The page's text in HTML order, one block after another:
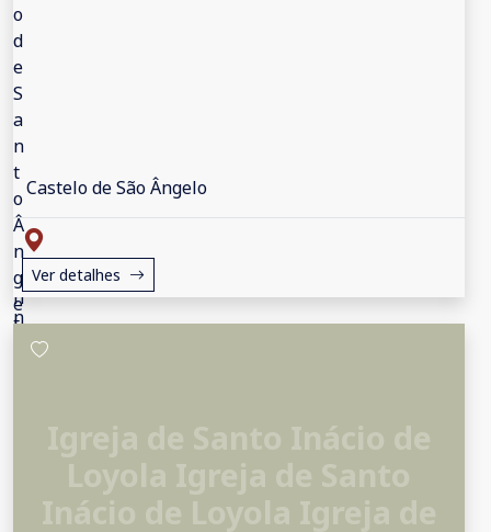
Castelo de São Ângelo
Ver detalhes